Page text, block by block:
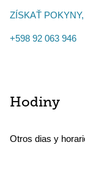
ZÍSKAŤ
+598 92 063 946
Hodiny
Otros dias y